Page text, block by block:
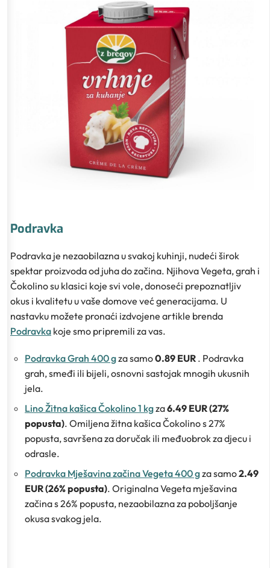
Podravka
Podravka je nezaobilazna u svakoj kuhinji, nudeći širok
spektar proizvoda od juha do začina. Njihova Vegeta, grah i
Čokolino su klasici koje svi vole, donoseći prepoznatljiv
okus i kvalitetu u vaše domove već generacijama. U
nastavku možete pronaći izdvojene artikle brenda
Podravka koje smo pripremili za vas.
Podravka Grah 400 gza samo0.89 EUR . Podravka
grah, smeđi ili bijeli, osnovni sastojak mnogih ukusnih
jela.
Lino Žitna kašica Čokolino 1 kgza6.49 EUR (27%
popusta). Omiljena žitna kašica Čokolino s 27%
popusta, savršena za doručak ili međuobrok za djecu i
odrasle.
Podravka Mješavina začina Vegeta 400 gza samo2.49
EUR (26% popusta). Originalna Vegeta mješavina
začina s 26% popusta, nezaobilazna za poboljšanje
okusa svakog jela.